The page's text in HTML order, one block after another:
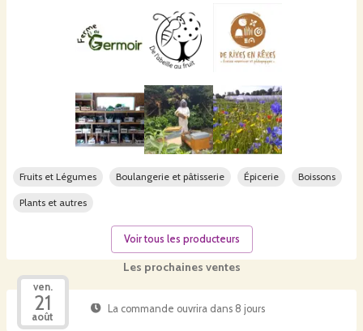
Les prochaines ventes
ven.
21
août
La commande ouvrira dans 8 jours
Fruits et Légumes Boulangerie et pâtisserie Épicerie Boissons
Plants et autres
Voir tous les producteurs